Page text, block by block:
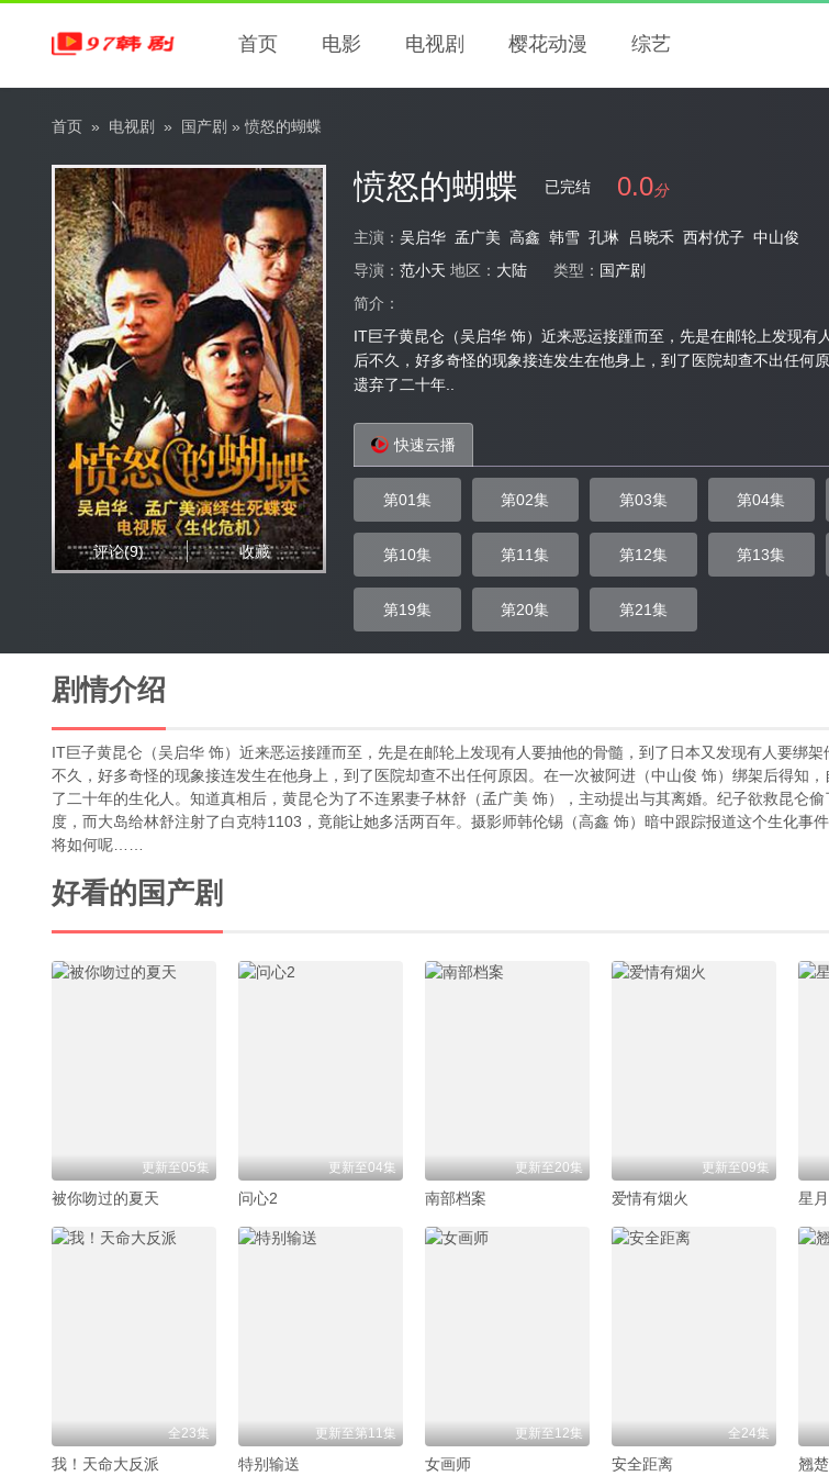
首页 电影 电视剧 樱花动漫 综艺
首页 » 电视剧 » 国产剧 » 愤怒的蝴蝶
评论(9) 收藏
愤怒的蝴蝶 已完结 0.0分
主演： 吴启华 孟广美 高鑫 韩雪 孔琳 吕晓禾 西村优子 中山俊
导演： 范小天 地区： 大陆 类型： 国产剧
简介：
IT巨子黄昆仑（吴启华 饰）近来恶运接踵而至，先是在邮轮上发现
后不久，好多奇怪的现象接连发生在他身上，到了医院却查不出任何
遗弃了二十年..
快速云播
第01集 第02集 第03集 第04集
第10集 第11集 第12集 第13集
第19集 第20集 第21集
剧情介绍
IT巨子黄昆仑（吴启华 饰）近来恶运接踵而至，先是在邮轮上发现有人要抽他的骨髓，到了日本又发现有人要绑
不久，好多奇怪的现象接连发生在他身上，到了医院却查不出任何原因。在一次被阿进（中山俊 饰）绑架后得知
了二十年的生化人。知道真相后，黄昆仑为了不连累妻子林舒（孟广美 饰），主动提出与其离婚。纪子欲救昆仑
度，而大岛给林舒注射了白克特1103，竟能让她多活两百年。摄影师韩伦锡（高鑫 饰）暗中跟踪报道这个生化事
将如何呢……
好看的国产剧
更新至05集
被你吻过的夏天
更新至04集
问心2
更新至20集
南部档案
更新至09集
爱情有烟火 星
全23集
我！天命大反派
更新至第11集
特别输送
更新至12集
女画师
全24集
安全距离 翘楚